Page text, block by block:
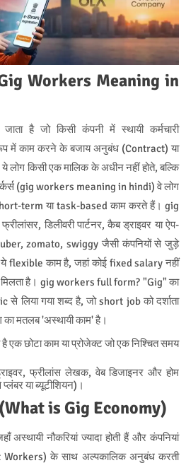
Workers Meaning in
है जो किसी कंपनी में स्थायी कर्मचारी
में काम करने के बजाय अनुबंध (Contract) या
लोग किसी एक मालिक के अधीन नहीं होते, बल्कि
(gig workers meaning in hindi) वे लोग
term या task-based काम करते हैं। gig
डिलीवरी पार्टनर, कैब ड्राइवर या ऐप-
uber, zomato, swiggy जैसी कंपनियों से जुड़े
ये flexible काम है, जहां कोई fixed salary नहीं
मिलता है। gig workers full form? "Gig" का
लिया गया शब्द है, जो short job को दर्शाता
मतलब 'अस्थायी काम' है।
है एक छोटा काम या प्रोजेक्ट जो एक निश्चित समय
फ्रीलांस लेखक, वेब डिजाइनर और होम
या ब्यूटीशियन)।
(What is Gig Economy)
अस्थायी नौकरियां ज्यादा होती हैं और कंपनियां
Workers) के साथ अल्पकालिक अनुबंध करती